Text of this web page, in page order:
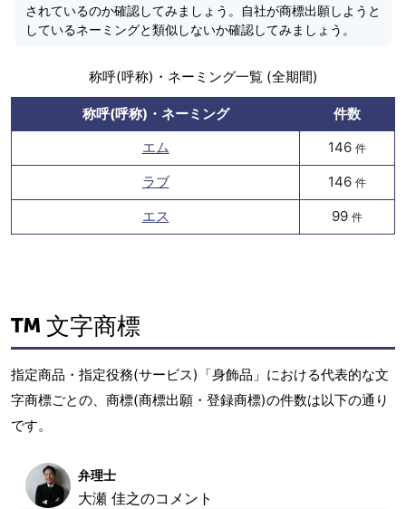
されているのか確認してみましょう。自社が商標出願しようと
しているネーミングと類似しないか確認してみましょう。
称呼(呼称)・ネーミング一覧 (全期間)
称呼(呼称)・ネーミング
件数
エム
146 件
ラブ 146 件
エス 99 件
文字商標
指定商品・指定役務(サービス)「身飾品」における代表的な文
字商標ごとの、商標(商標出願・登録商標)の件数は以下の通り
です。
弁理士
大瀬 佳之のコメント